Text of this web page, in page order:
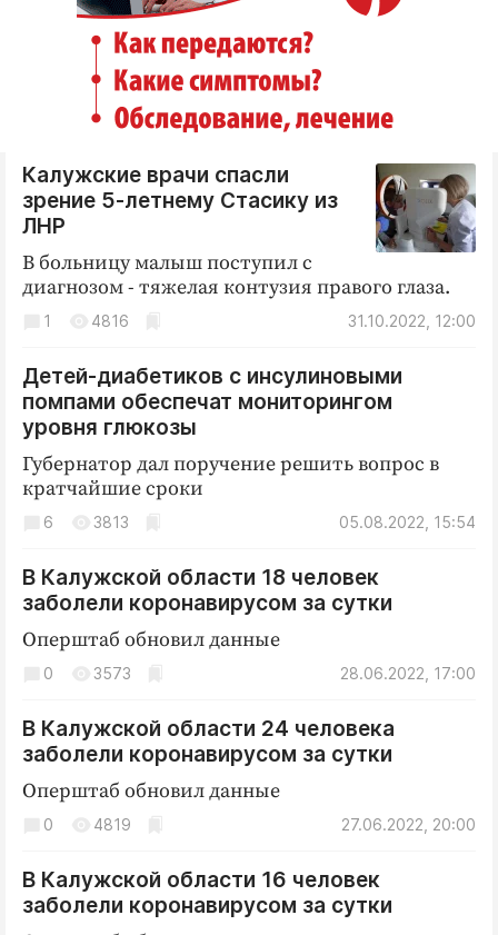
Калужские врачи спасли
зрение 5-летнему Стасику из
ЛНР
В больницу малыш поступил с
диагнозом - тяжелая контузия правого глаза.
31.10.2022, 12:00
1 4816
Детей-диабетиков с инсулиновыми
помпами обеспечат мониторингом
уровня глюкозы
Губернатор дал поручение решить вопрос в
кратчайшие сроки
05.08.2022, 15:54
6 3813
В Калужской области 18 человек
заболели коронавирусом за сутки
Оперштаб обновил данные
28.06.2022, 17:00
0 3573
В Калужской области 24 человека
заболели коронавирусом за сутки
Оперштаб обновил данные
27.06.2022, 20:00
0 4819
В Калужской области 16 человек
заболели коронавирусом за сутки